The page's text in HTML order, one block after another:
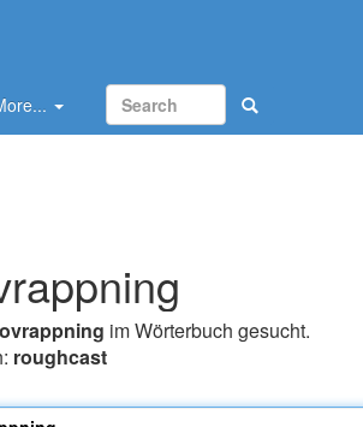
im Wörterbuch gesucht.
roughcast